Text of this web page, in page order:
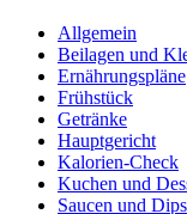
Allgemein
Beilagen und
Ernährungspläne
Frühstück
Getränke
Hauptgericht
Kalorien-Check
Kuchen und
Saucen und Dips